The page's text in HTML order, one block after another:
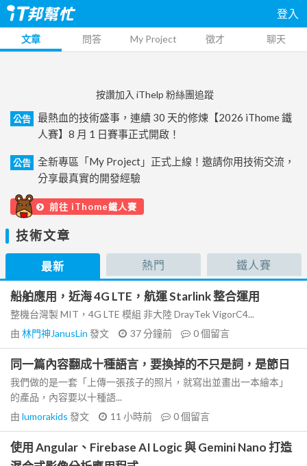
登入
文章 問答 My Project 徵才 聊天
按讚加入 iThelp 粉絲團追蹤
公告
最熱血的技術盛事，連續 30 天的修煉【2026 iThome 鐵
人賽】8 月 1 日賽事正式開啟！
公告
全新專區「My Project」正式上線！邀請你用技術交流，
分享最真實的開發經驗
前往 iThome鐵人賽
技術文章
最新 熱門 鐵人賽
船舶應用，近海 4G LTE，航運 Starlink 整合運用
整機台灣製 MIT，4G LTE 模組 非大陸 DrayTek VigorC4...
由 林門神JanusLin 發文 37 分鐘前 0個留言
同一篇內容翻成十種語言，要換掉的不只是詞，是節日
我們做的是一套「上傳一張孩子的照片，就寫出並畫出一本繪本」
的產品，內容要以十種語...
由 lumorakids 發文 11 小時前 0個留言
使用 Angular、Firebase AI Logic 與 Gemini Nano 打造